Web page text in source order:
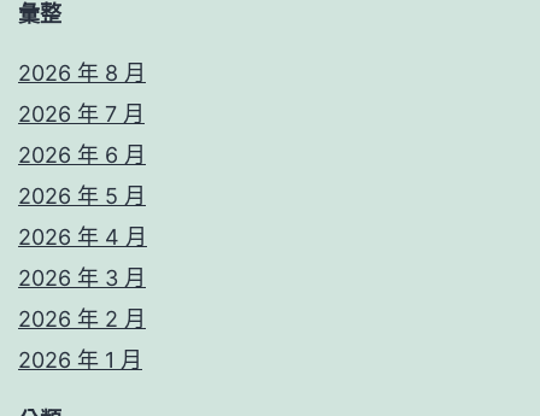
彙整
2026 年 8 月
2026 年 7 月
2026 年 6 月
2026 年 5 月
2026 年 4 月
2026 年 3 月
2026 年 2 月
2026 年 1 月